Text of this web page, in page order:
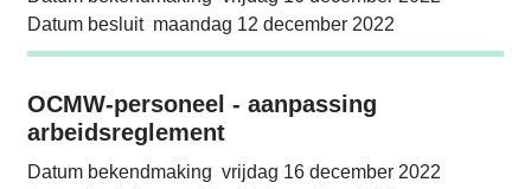
Datum besluit maandag 12 december 2022
OCMW-personeel - aanpassing
OCMW-personeel - aanpassing
arbeidsreglement
Datum bekendmaking vrijdag 16 december 2022